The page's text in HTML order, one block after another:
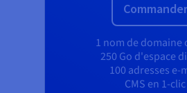
Commander
1 nom de domaine
250 Go d'espace
100 adresses e-
CMS en 1-clic